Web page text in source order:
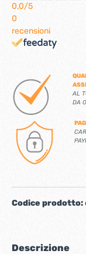
0,0/5
0
recensioni
AL
DA
Codice prodotto:
Descrizione